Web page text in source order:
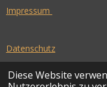
Diese Website
Impressum
Datenschutz